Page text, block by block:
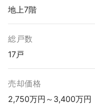
地上7階
総戸数
17戸
売却価格
2,750万円～3,400万円